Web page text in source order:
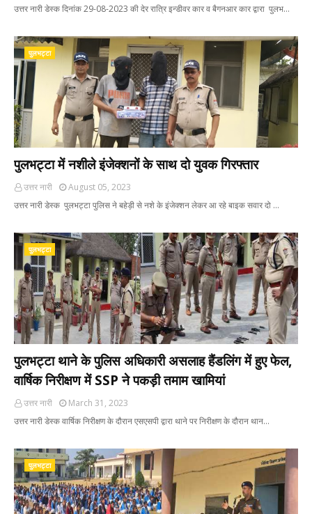
उत्तर नारी डेस्क दिनांक 29-08-2023 की देर रात्रि इन्डीवर कार व बैगनआर कार द्वारा पुलभ…
पुलभट्टा
पुलभट्टा में नशीले इंजेक्शनों के साथ दो युवक गिरफ्तार
उत्तर नारी
August 05, 2023
उत्तर नारी डेस्क पुलभट्टा पुलिस ने बहेड़ी से नशे के इंजेक्शन लेकर आ रहे बाइक सवार दो …
पुलभट्टा
पुलभट्टा थाने के पुलिस अधिकारी असलाह हैंडलिंग में हुए फेल,
वार्षिक निरीक्षण में SSP ने पकड़ी तमाम खामियां
उत्तर नारी
March 31, 2023
उत्तर नारी डेस्क वार्षिक निरीक्षण के दौरान एसएसपी द्वारा थाने पर निरीक्षण के दौरान थान…
पुलभट्टा